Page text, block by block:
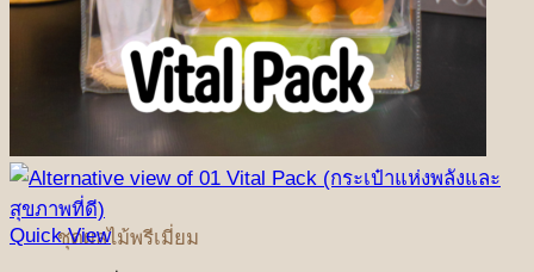
ชุดผลไม้พรีเมี่ยม
Quick View